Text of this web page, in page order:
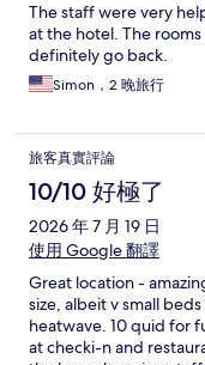
The staff were very
at the hotel. The
definitely go back.
Simon，2 晚旅行
旅客真實評論
10/10 好極了
2026 年 7 月 19 日
使用 Google 翻譯
Great location -
size, albeit v small
heatwave. 10 quid for
at checki-n and